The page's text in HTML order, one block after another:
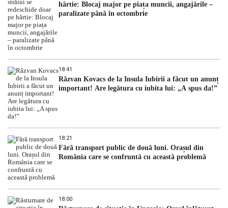
hârtie: Blocaj major pe piața muncii, angajările –
paralizate până în octombrie
18:41
Răzvan Kovacs de la Insula Iubirii a făcut un anunț
important! Are legătura cu iubita lui: „A spus da!”
18:21
Fără transport public de două luni. Orașul din
România care se confruntă cu această problemă
18:00